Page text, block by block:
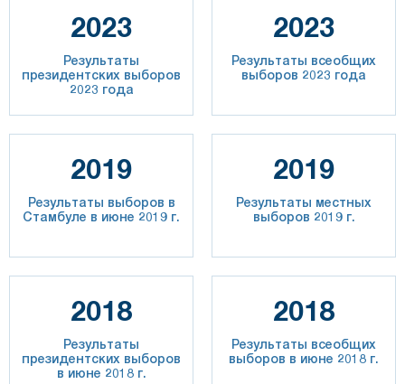
2023
Результаты
президентских выборов
2023 года
2023
Результаты всеобщих
выборов 2023 года
2019
Результаты выборов в
Стамбуле в июне 2019 г.
2019
Результаты местных
выборов 2019 г.
2018
Результаты
президентских выборов
в июне 2018 г.
2018
Результаты всеобщих
выборов в июне 2018 г.